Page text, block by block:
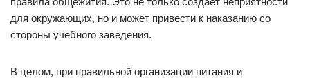
для окружающих, но и может привести к наказанию со
стороны учебного заведения.
В целом, при правильной организации питания и